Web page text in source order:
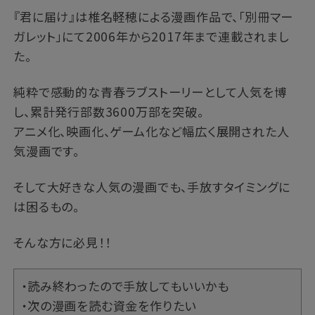
『君に届け』は椎名軽穂による漫画作品で、「別冊マー
ガレット」にて2006年から2017年まで連載されまし
た。
純粋で感動的な青春ラブストーリーとして人気を博
し、累計発行部数3600万部を突破。
アニメ化、映画化、ゲーム化など幅広く展開された人
気漫画です。
そして大好きな人気の漫画でも、手放すタイミングに
は困るもの。
そんな方に必見！！
・読み終わったので手放してもいいかも
・次の漫画を読む資金を作りたい